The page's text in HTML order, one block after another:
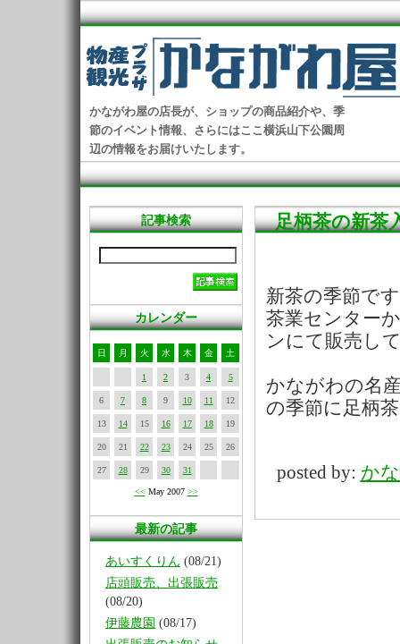
かながわ屋の店長が、ショップの商品紹介や、季
節のイベント情報、さらにはここ横浜山下公園周
辺の情報をお届けいたします。
記事検索
カレンダー
日 月 火 水 木 金 土
1 2 3 4 5
6 7 8 9 10 11 12
13 14 15 16 17 18 19
20 21 22 23 24 25 26
27 28 29 30 31
<< May 2007 >>
最新の記事
あいすくりん (08/21)
店頭販売、出張販売
(08/20)
伊藤農園 (08/17)
足柄茶の新茶
新茶の季節で
茶業センター
ンにて販売し
かながわの名
の季節に足柄
posted by: か